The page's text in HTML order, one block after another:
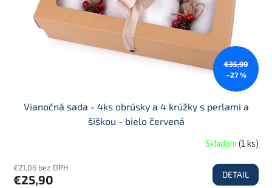
€35,90
–27 %
Vianočná sada - 4ks obrúsky a 4 krúžky s perlami a
šiškou - bielo červená
Skladom(1 ks)
€21,06 bez DPH
€25,90 DETAIL